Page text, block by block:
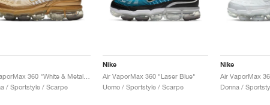
/ Sportstyle / Scarpe
Nike
Air VaporMax 360 "Laser Blue"
Uomo / Sportstyle / Scarpe
Nike
Air VaporMax
Donna /